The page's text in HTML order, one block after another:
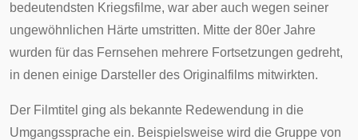
bedeutendsten Kriegsfilme, war aber auch wegen seiner
ungewöhnlichen Härte umstritten. Mitte der 80er Jahre
wurden für das Fernsehen mehrere Fortsetzungen gedreht,
in denen einige Darsteller des Originalfilms mitwirkten.
Der Filmtitel ging als bekannte Redewendung in die
Umgangssprache ein. Beispielsweise wird die Gruppe von